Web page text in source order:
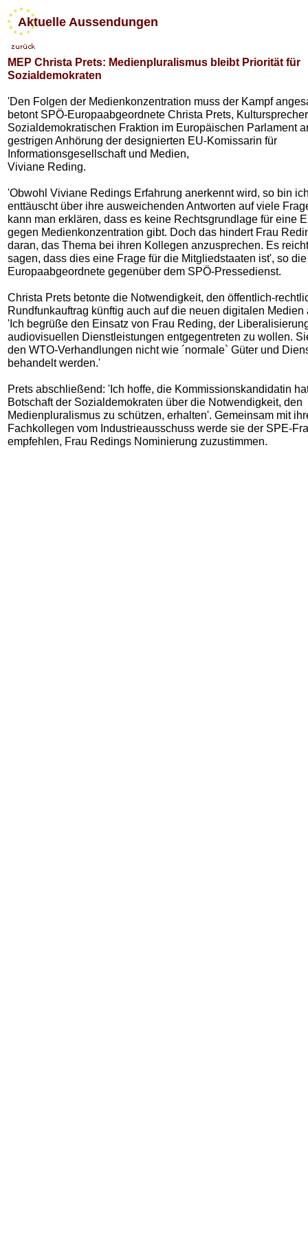
Aktuelle Aussendungen
MEP Christa Prets: Medienpluralismus bleibt Priorität für
Sozialdemokraten
'Den Folgen der Medienkonzentration muss der Kampf
betont SPÖ-Europaabgeordnete Christa Prets,
Sozialdemokratischen Fraktion im Europäischen Parlament
gestrigen Anhörung der designierten EU-Komissarin für
Informationsgesellschaft und Medien,
Viviane Reding.
'Obwohl Viviane Redings Erfahrung anerkennt wird, so bin
enttäuscht über ihre ausweichenden Antworten auf viele
kann man erklären, dass es keine Rechtsgrundlage für eine
gegen Medienkonzentration gibt. Doch das hindert Frau
daran, das Thema bei ihren Kollegen anzusprechen. Es
sagen, dass dies eine Frage für die Mitgliedstaaten ist', so die
Europaabgeordnete gegenüber dem SPÖ-Pressedienst.
Christa Prets betonte die Notwendigkeit, den öffentlich-
Rundfunkauftrag künftig auch auf die neuen digitalen Medien
'Ich begrüße den Einsatz von Frau Reding, der
audiovisuellen Dienstleistungen entgegentreten zu wollen.
den WTO-Verhandlungen nicht wie ´normale` Güter und
behandelt werden.'
Prets abschließend: 'Ich hoffe, die Kommissionskandidatin
Botschaft der Sozialdemokraten über die Notwendigkeit, den
Medienpluralismus zu schützen, erhalten'. Gemeinsam mit
Fachkollegen vom Industrieausschuss werde sie der SPE-
empfehlen, Frau Redings Nominierung zuzustimmen.